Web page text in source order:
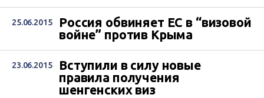
25.06.2015
Россия обвиняет ЕС в “визовой
войне” против Крыма
23.06.2015
Вступили в силу новые
правила получения
шенгенских виз